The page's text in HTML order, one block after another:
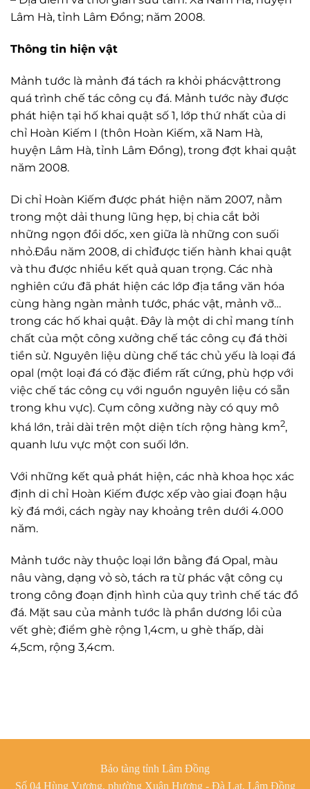
Lâm Hà, tỉnh Lâm Đồng; năm 2008.
Thông tin hiện vật
Mảnh tước là mảnh đá tách ra khỏi phácvậttrong
quá trình chế tác công cụ đá. Mảnh tước này được
phát hiện tại hố khai quật số 1, lớp thứ nhất của di
chỉ Hoàn Kiếm I (thôn Hoàn Kiếm, xã Nam Hà,
huyện Lâm Hà, tỉnh Lâm Đồng), trong đợt khai quật
năm 2008.
Di chỉ Hoàn Kiếm được phát hiện năm 2007, nằm
trong một dải thung lũng hẹp, bị chia cắt bởi
những ngọn đồi dốc, xen giữa là những con suối
nhỏ.Đầu năm 2008, di chỉđược tiến hành khai quật
và thu được nhiều kết quả quan trọng. Các nhà
nghiên cứu đã phát hiện các lớp địa tầng văn hóa
cùng hàng ngàn mảnh tước, phác vật, mảnh vỡ…
trong các hố khai quật. Đây là một di chỉ mang tính
chất của một công xưởng chế tác công cụ đá thời
tiền sử. Nguyên liệu dùng chế tác chủ yếu là loại đá
opal (một loại đá có đặc điểm rất cứng, phù hợp với
việc chế tác công cụ với nguồn nguyên liệu có sẵn
trong khu vực). Cụm công xưởng này có quy mô
khá lớn, trải dài trên một diện tích rộng hàng km2,
quanh lưu vực một con suối lớn.
Với những kết quả phát hiện, các nhà khoa học xác
định di chỉ Hoàn Kiếm được xếp vào giai đoạn hậu
kỳ đá mới, cách ngày nay khoảng trên dưới 4.000
năm.
Mảnh tước này thuộc loại lớn bằng đá Opal, màu
nâu vàng, dạng vỏ sò, tách ra từ phác vật công cụ
trong công đoạn định hình của quy trình chế tác đồ
đá. Mặt sau của mảnh tước là phần dương lồi của
vết ghè; điểm ghè rộng 1,4cm, u ghè thấp, dài
4,5cm, rộng 3,4cm.
Bảo tàng tỉnh Lâm Đồng
Số 04 Hùng Vương, phường Xuân Hương - Đà Lạt, Lâm Đồng